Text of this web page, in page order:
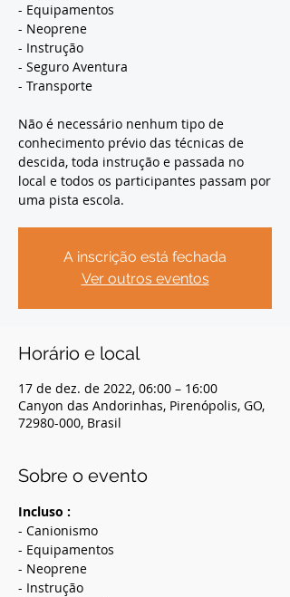
- Equipamentos
- Neoprene
- Instrução
- Seguro Aventura
- Transporte
Não é necessário nenhum tipo de
conhecimento prévio das técnicas de
descida, toda instrução e passada no
local e todos os participantes passam por
uma pista escola.
A inscrição está fechada
Ver outros eventos
Horário e local
17 de dez. de 2022, 06:00 – 16:00
Canyon das Andorinhas, Pirenópolis, GO,
72980-000, Brasil
Sobre o evento
Incluso :
- Canionismo
- Equipamentos
- Neoprene
- Instrução